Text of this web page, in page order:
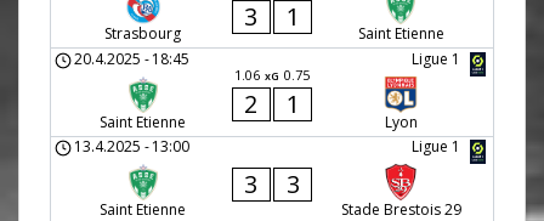
Strasbourg
3 1
Saint Etienne
Ligue 1
20.4.2025 -18:45
Saint Etienne
1.06 xG 0.75
2 1
Lyon
Ligue 1
13.4.2025 -13:00
Saint Etienne
3 3
Stade Brestois 29